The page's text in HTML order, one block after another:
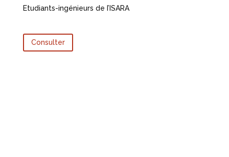
Etudiants-ingénieurs de I’ISARA
Consulter